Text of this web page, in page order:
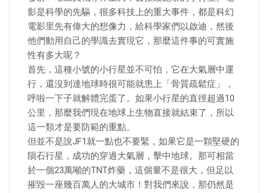
影是科學的先驅，很多科技上的重大事件，都是科幻
電影里先有偉大的想像力，給科學家們以啟迪，然後
他們動用自己的學識去實現它，那麼這件事的可實施
性有多大呢？
首先，這種小號的小行星並不可怕，它在大氣層中運
行，還沒到達地球時很可能就患上「骨質疏鬆症」，
呼啦一下子就解體完蛋了。如果小行星的直徑超過10
公里，那麼我們現在地球上生物直接就結束了，所以
這一類才是要防範的重點。
但並不是說JF1就一點也不要緊，如果它是一顆堅硬的
隕石行星，成功的穿過大氣層，擊中地球。那可相當
於一個23萬噸的TNT炸藥，這個量不是很大，但足以
摧毀一座幾百萬人的大城市！對我們來說，那仍然是